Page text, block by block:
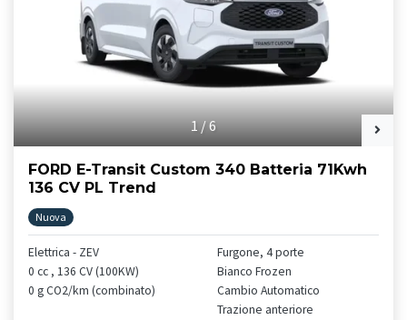
1/6
FORD E-Transit Custom 340 Batteria 71Kwh
136 CV PL Trend
Nuova
Elettrica - ZEV
0 cc , 136 CV (100KW)
0 g CO2/km (combinato)
Furgone, 4 porte
Bianco Frozen
Cambio Automatico
Trazione anteriore